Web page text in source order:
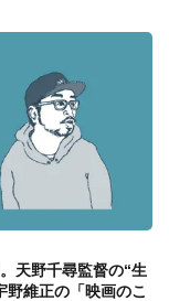
天野千尋監督の“生
野維正の「映画のこ